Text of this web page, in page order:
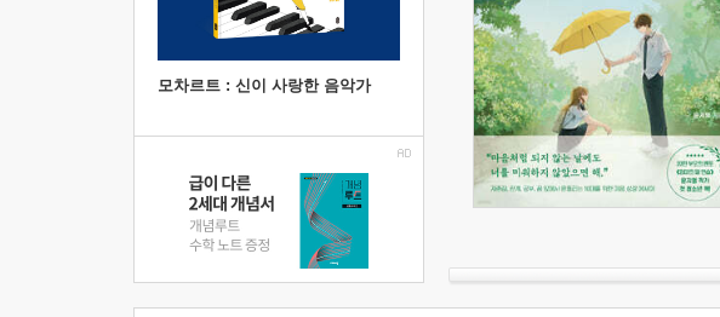
모차르트 : 신이 사랑한 음악가